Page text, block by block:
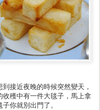
接近夜晚的時候突然變天，
穫中有一件大毯子，馬上拿
你就別出門了。